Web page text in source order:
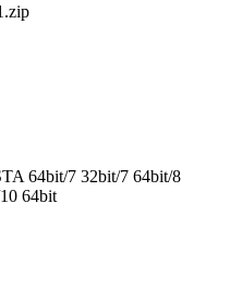
64bit/7 32bit/7 64bit/8
64bit